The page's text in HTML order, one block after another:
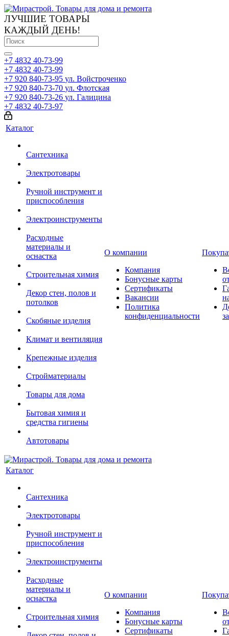
ЛУЧШИЕ ТОВАРЫ
КАЖДЫЙ ДЕНЬ!
+7 4832 40-73-99
+7 4832 40-73-99
+7 920 840-73-95 ул. Войстроченко
+7 920 840-73-70 ул. Флотская
+7 920 840-73-26 ул. Галицина
+7 4832 40-73-97
Каталог
Сантехника
Электротовары
Ручной инструмент и
приспособления
Электроинструменты
Расходные
материалы и
оснастка
Строительная химия
Декор стен, полов и
потолков
Скобяные изделия
Климат и вентиляция
Крепежные изделия
Стройматериалы
Товары для дома
Бытовая химия и
средства гигиены
Автотовары
О компании
Компания
Бонусные карты
Сертификаты
Вакансии
Политика
конфиденциальности
Каталог
Сантехника
Электротовары
Ручной инструмент и
приспособления
Электроинструменты
Расходные
материалы и
оснастка
Строительная химия
О компании
Компания
Бонусные карты
Сертификаты